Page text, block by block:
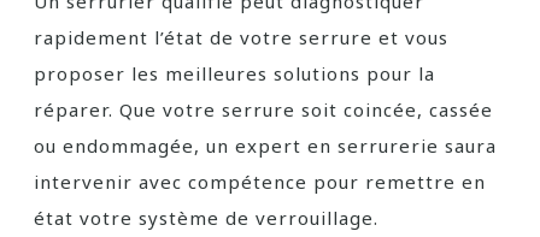
rapidement l’état de votre serrure et vous
proposer les meilleures solutions pour la
réparer. Que votre serrure soit coincée, cassée
ou endommagée, un expert en serrurerie saura
intervenir avec compétence pour remettre en
état votre système de verrouillage.